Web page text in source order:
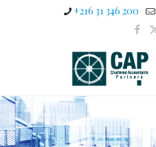
+216 31 346 200